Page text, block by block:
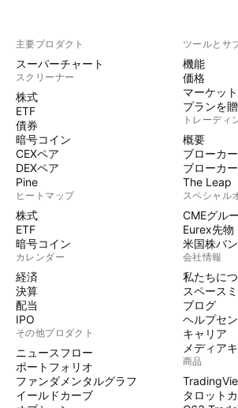
主要プロダクト
スーパーチャート
スクリーナー
株式
ETF
債券
暗号コイン
CEXペア
DEXペア
Pine
ヒートマップ
株式
ETF
暗号コイン
カレンダー
経済
決算
配当
IPO
その他プロダクト
ニュースフロー
ポートフォリオ
ファンダメンタルグラフ
イールドカーブ
ツールとサ
機能
価格
マーケッ
プランを
トレーディ
概要
ブローカー
ブローカ
The Leap
スペシャル
CMEグル
Eurex先物
米国株バ
会社情報
私たちに
スペース
ブログ
ヘルプセ
キャリア
メディア
商品
タロット